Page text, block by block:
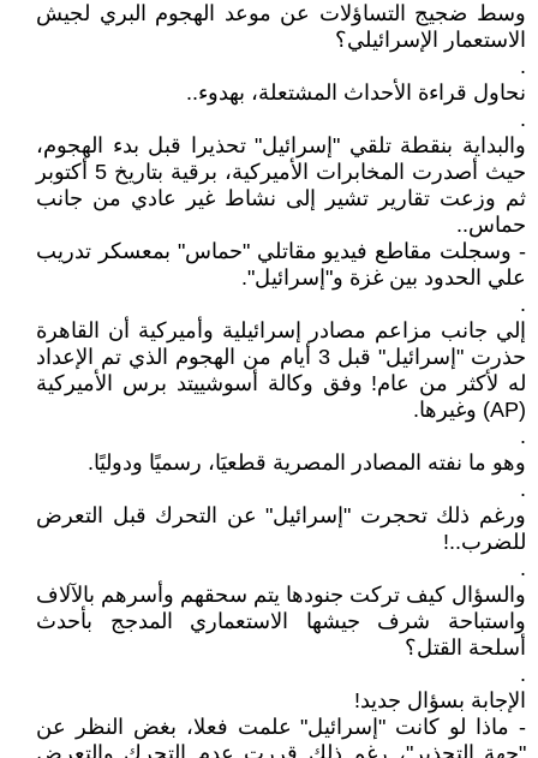
وسط ضجيج التساؤلات عن موعد الهجوم البري لجيش
الاستعمار الإسرائيلي؟
.
نحاول قراءة الأحداث المشتعلة، بهدوء..
.
والبداية بنقطة تلقي "إسرائيل" تحذيرا قبل بدء الهجوم،
حيث أصدرت المخابرات الأميركية، برقية بتاريخ 5 أكتوبر
ثم وزعت تقارير تشير إلى نشاط غير عادي من جانب
حماس..
- وسجلت مقاطع فيديو مقاتلي "حماس" بمعسكر تدريب
علي الحدود بين غزة و"إسرائيل".
.
إلي جانب مزاعم مصادر إسرائيلية وأميركية أن القاهرة
حذرت "إسرائيل" قبل 3 أيام من الهجوم الذي تم الإعداد
له لأكثر من عام! وفق وكالة أسوشييتد برس الأميركية
(AP) وغيرها.
.
وهو ما نفته المصادر المصرية قطعيَا، رسميًا ودوليًا.
.
ورغم ذلك تحجرت "إسرائيل" عن التحرك قبل التعرض
للضرب..!
.
والسؤال كيف تركت جنودها يتم سحقهم وأسرهم بالآلاف
واستباحة شرف جيشها الاستعماري المدجج بأحدث
أسلحة القتل؟
.
الإجابة بسؤال جديد!
- ماذا لو كانت "إسرائيل" علمت فعلا، بغض النظر عن